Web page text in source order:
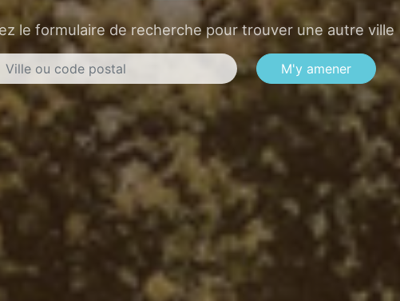
le formulaire de recherche pour trouver une autre ville
M'y amener